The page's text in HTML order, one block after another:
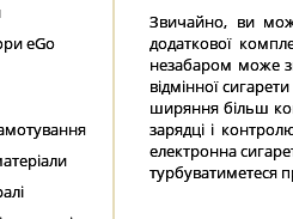
Звичайно, ви
додаткової
незабаром може
відмінної
ширяння більш
зарядці і
електронна
турбуватиметеся
eGo